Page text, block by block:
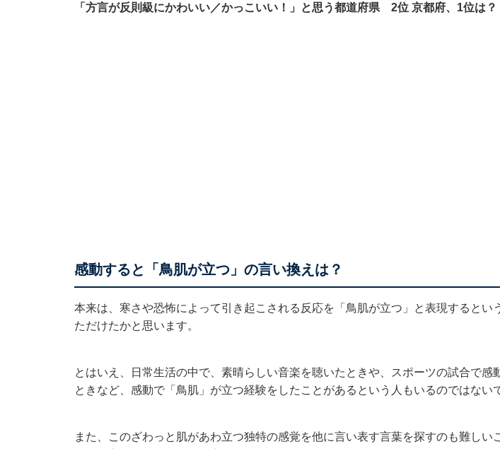
「方言が反則級にかわいい／かっこいい！」と思う都道府県 2位 京都府、1位は
感動すると「鳥肌が立つ」の言い換えは？
本来は、寒さや恐怖によって引き起こされる反応を「鳥肌が立つ」と表現するとい
ただけたかと思います。
とはいえ、日常生活の中で、素晴らしい音楽を聴いたときや、スポーツの試合で感
ときなど、感動で「鳥肌」が立つ経験をしたことがあるという人もいるのではない
また、このざわっと肌があわ立つ独特の感覚を他に言い表す言葉を探すのも難しい